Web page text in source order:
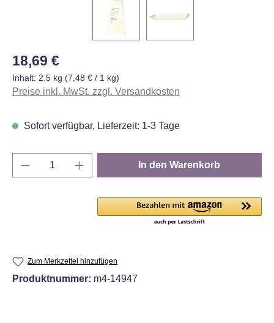
Regulärer Preis:
18,69 €
Inhalt: 2.5 kg (7,48 € / 1 kg)
Preise inkl. MwSt. zzgl. Versandkosten
Sofort verfügbar, Lieferzeit: 1-3 Tage
Produkt Anzahl: Gib den gewünschten
In den Warenkorb
Zum Merkzettel hinzufügen
Produktnummer: m4-14947